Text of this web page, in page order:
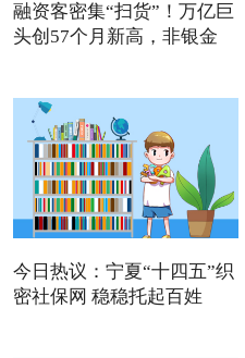
融资客密集“扫货”！万亿巨
头创57个月新高，非银金
今日热议：宁夏“十四五”织
密社保网 稳稳托起百姓